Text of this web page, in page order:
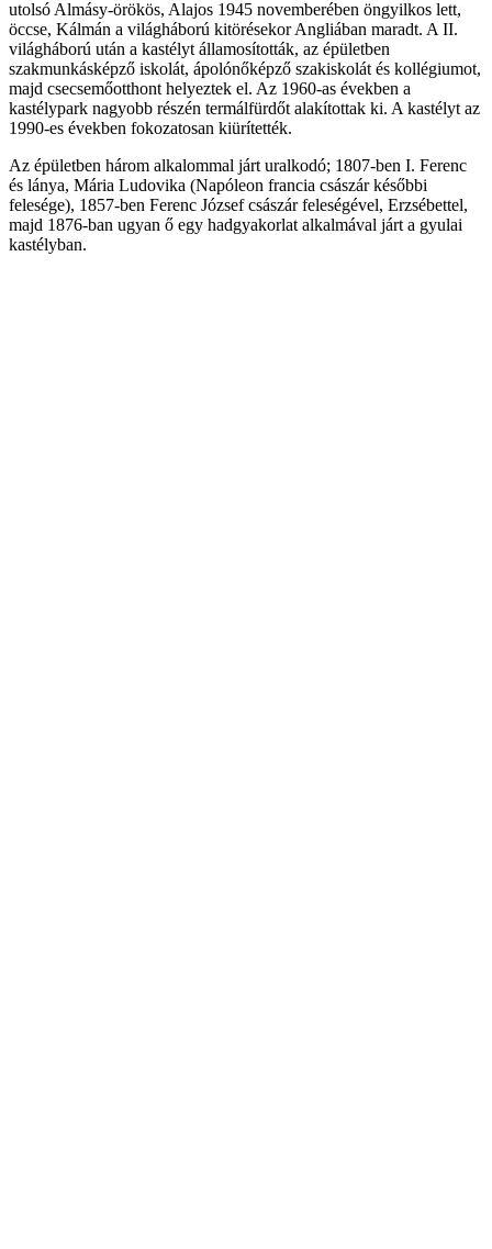
utolsó Almásy-örökös, Alajos 1945 novemberében öngyilkos lett,
öccse, Kálmán a világháború kitörésekor Angliában maradt. A II.
világháború után a kastélyt államosították, az épületben
szakmunkásképző iskolát, ápolónőképző szakiskolát és kollégiumot,
majd csecsemőotthont helyeztek el. Az 1960-as években a
kastélypark nagyobb részén termálfürdőt alakítottak ki. A kastélyt az
1990-es években fokozatosan kiürítették.
Az épületben három alkalommal járt uralkodó; 1807-ben I. Ferenc
és lánya, Mária Ludovika (Napóleon francia császár későbbi
felesége), 1857-ben Ferenc József császár feleségével, Erzsébettel,
majd 1876-ban ugyan ő egy hadgyakorlat alkalmával járt a gyulai
kastélyban.